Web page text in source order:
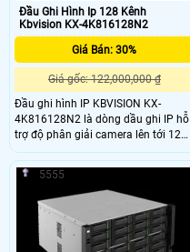
Đầu Ghi Hình Ip 128 Kênh
Kbvision KX-4K816128N2
Giá Bán: 30%
Giá gốc: 122,000,000 ₫
Đầu ghi hình IP KBVISION KX-
4K816128N2 là dòng dầu ghi IP hỗ
trợ độ phân giải camera lên tới 12
MEGAPIXEl. băng thông tối đa
384Mbps. Hỗ trợ 1 VGA + 2 HDMI
4K. Hỗ trợ 16 ổ cứng lưu trữ lên tới
64TB , sản phẩm phù hợp cho các
công trình lớn như tòa nhà ,chung
cư ,đường bô,
5555